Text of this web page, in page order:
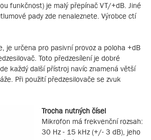
funkčnost) je malý přepínač VT/+dB. Jiné
pady zde nenaleznete. Výrobce ctí
je určena pro pasivní provoz a poloha +dB
Toto předzesílení je dobré
každý další přístroj navíc znamená větší
Při použití předzesilovače se zvuk
Trocha nutných čísel
Mikrofon má frekvenční rozsah:
30 Hz - 15 kHz (+/- 3 dB), jeho